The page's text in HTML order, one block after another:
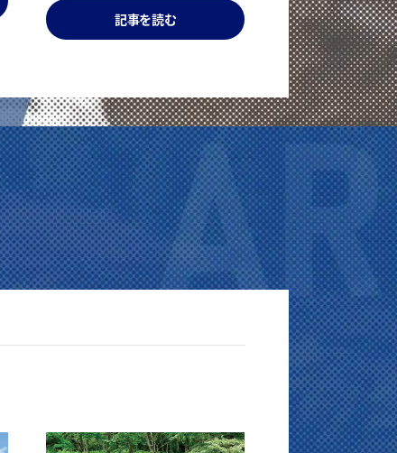
記事を読む
躍る黒潮が隣接する島
人のウインターキャンプ地